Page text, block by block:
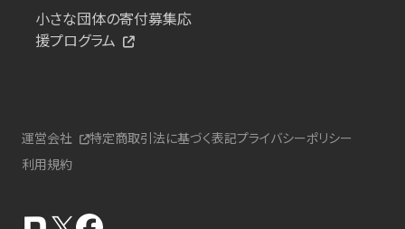
小さな団体の寄付募集応
援プログラム
運営会社 特定商取引法に基づく表記プライバシーポリシー
利用規約